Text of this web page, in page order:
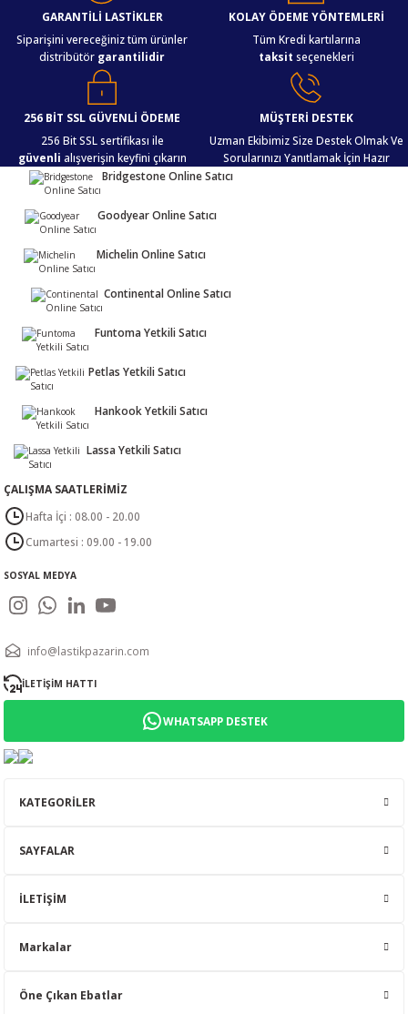
GARANTİLİ LASTİKLER
Siparişini vereceğiniz tüm ürünler
distribütör garantilidir
KOLAY ÖDEME YÖNTEMLERİ
Tüm Kredi kartılarına
taksit seçenekleri
256 BİT SSL GÜVENLİ ÖDEME
256 Bit SSL sertifikası ile
güvenli alışverişin keyfini çıkarın
MÜŞTERİ DESTEK
Uzman Ekibimiz Size Destek Olmak Ve
Sorularınızı Yanıtlamak İçin Hazır
Bridgestone Online Satıcı
Goodyear Online Satıcı
Michelin Online Satıcı
Continental Online Satıcı
Funtoma Yetkili Satıcı
Petlas Yetkili Satıcı
Hankook Yetkili Satıcı
Lassa Yetkili Satıcı
ÇALIŞMA SAATLERİMİZ
Hafta İçi : 08.00 - 20.00
Cumartesi : 09.00 - 19.00
SOSYAL MEDYA
info@lastikpazarin.com
İLETİŞİM HATTI
WHATSAPP DESTEK
KATEGORİLER
SAYFALAR
İLETİŞİM
Markalar
Öne Çıkan Ebatlar